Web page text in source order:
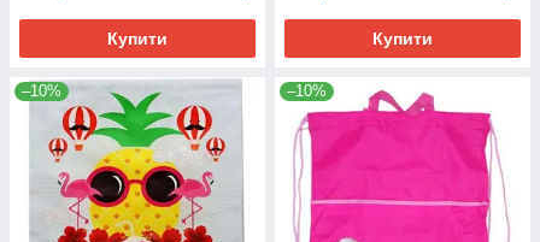
Купити Купити
–10% –10%